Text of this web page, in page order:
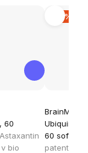
60
Astaxantin
bio
–15 %
BrainMax
Ubiquinol,
60 softgel
produktu
je